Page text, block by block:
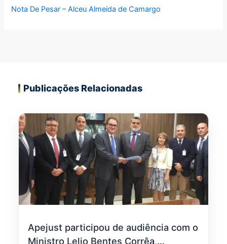
Nota De Pesar – Alceu Almeida de Camargo
Publicações Relacionadas
Apejust participou de audiência com o
Ministro Lelio Bentes Corrêa,